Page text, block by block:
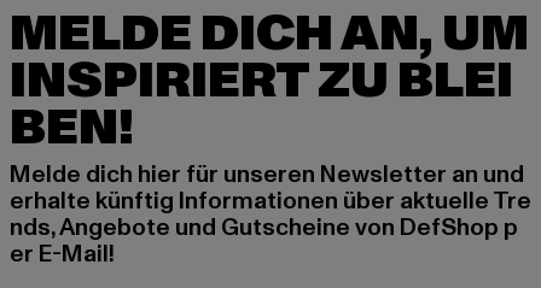
MELDE DICH AN, UM
INSPIRIERT ZU BLEI
BEN!
Melde dich hier für unseren Newsletter an und
erhalte künftig Informationen über aktuelle Tre
nds, Angebote und Gutscheine von DefShop p
er E-Mail!